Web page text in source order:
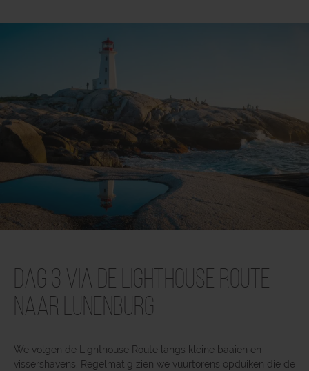
Dag 3 Via de Lighthouse Route
naar Lunenburg
We volgen de Lighthouse Route langs kleine baaien en
vissershavens. Regelmatig zien we vuurtorens opduiken die de